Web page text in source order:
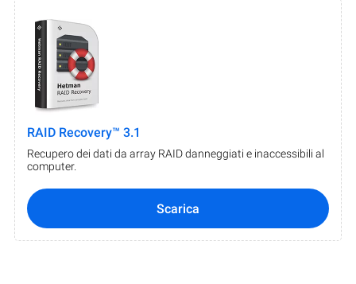
RAID Recovery™ 3.1
Recupero dei dati da array RAID danneggiati e inaccessibili al
computer.
Scarica